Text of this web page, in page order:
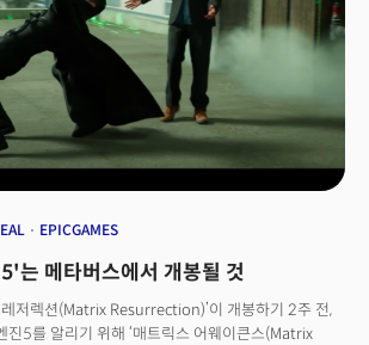
디어의 팬들을 융합하는 공간이 될 것이다”라고
니 아래 독립 회사로 운영되면서 '데스티니'의 후속작
려졌다.
EPICGAMES
는 메타버스에서 개봉될 것
레저렉션(Matrix Resurrection)’이 개봉하기 2주 전,
진5를 알리기 위해 ‘매트릭스 어웨이큰스(Matrix